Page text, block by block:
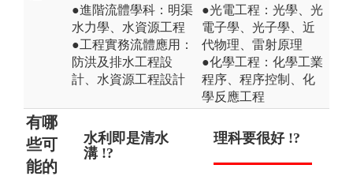
●進階流體學科：明渠
水力學、水資源工程
●工程實務流體應用：
防洪及排水工程設
計、水資源工程設計
●光電工程：光學、光
電子學、光子學、近
代物理、雷射原理
●化學工程：化學工業
程序、程序控制、化
學反應工程
有哪
些可
能的
水利即是清水
溝 !?
僅能從事水利
理科要很好 !?